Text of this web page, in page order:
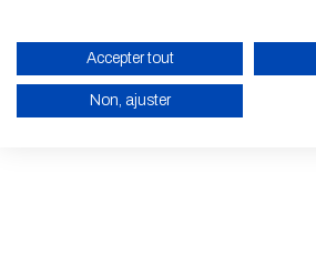
devenirs énergétiques urbains et
TOUTES LES ACTUALITÉS ET LES
Accepter tout
Non, ajuster